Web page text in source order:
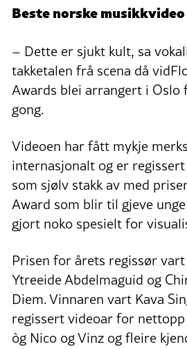
Beste norske musikkvideo
– Dette er sjukt kult, sa
takketalen frå scena då
Awards blei arrangert i
gong.
Videoen har fått mykje
internasjonalt og er
som sjølv stakk av med
Award som blir til gjeve
gjort noko spesielt for
Prisen for årets regissør
Ytreeide Abdelmaguid og
Diem. Vinnaren vart Kava
regissert videoar for
òg Nico og Vinz og fleire